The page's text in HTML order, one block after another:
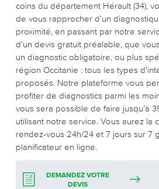
coins du département Hérault (34),
de vous rapprocher d’un
proximité, en passant par notre
d’un devis gratuit préalable, que
un diagnostic obligatoire, ou plus
région Occitanie : tous les types
proposés. Notre plateforme vous
profiter de diagnostics parmi les
vous sera possible de faire jusqu’à
utilisant notre service. Vous aurez la
rendez-vous 24h/24 et 7 jours sur 7
planificateur en ligne.
DEMANDEZ VOTRE
DEVIS